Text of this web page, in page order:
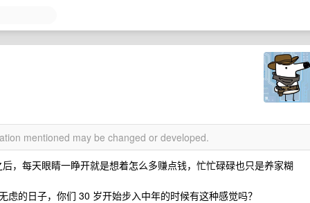
mentioned may be changed or developed.
，每天眼睛一睁开就是想着怎么多赚点钱，忙忙碌碌也只是养家糊
的日子，你们 30 岁开始步入中年的时候有这种感觉吗？